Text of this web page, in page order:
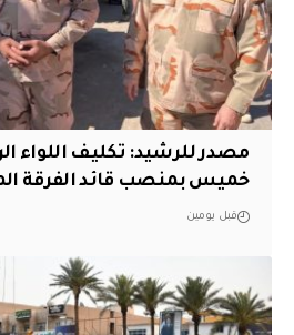
مصدر للرشيد: تكليف اللواء
خميس بمنصب قائد الفرقة
قبل يومين